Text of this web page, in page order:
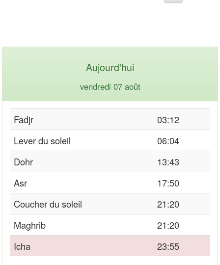
Aujourd'hui
vendredi 07 août
Fadjr
03:12
Lever du soleil
06:04
Dohr
13:43
Asr
17:50
Coucher du soleil
21:20
Maghrib
21:20
Icha
23:55